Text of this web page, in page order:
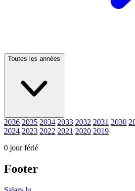
Toutes les années
2036 2035 2034 2033 2032 2031 2030
2024 2023 2022 2021 2020 2019
0 jour férié
Footer